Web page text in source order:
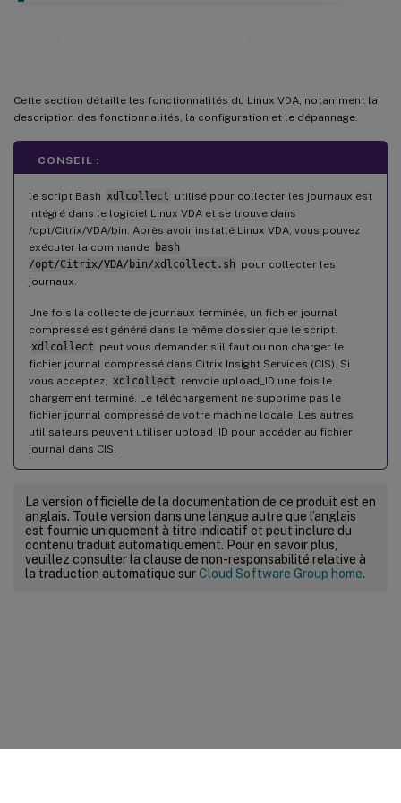
Cette section détaille les fonctionnalités du Linux VDA, notamment la
description des fonctionnalités, la configuration et le dépannage.
CONSEIL :
le script Bash xdlcollect utilisé pour collecter les journaux est
intégré dans le logiciel Linux VDA et se trouve dans
/opt/Citrix/VDA/bin. Après avoir installé Linux VDA, vous pouvez
exécuter la commande bash
/opt/Citrix/VDA/bin/xdlcollect.sh pour collecter les
journaux.
Une fois la collecte de journaux terminée, un fichier journal
compressé est généré dans le même dossier que le script.
xdlcollect peut vous demander s’il faut ou non charger le
fichier journal compressé dans Citrix Insight Services (CIS). Si
vous acceptez,
xdlcollect renvoie upload_ID une fois le
chargement terminé. Le téléchargement ne supprime pas le
fichier journal compressé de votre machine locale. Les autres
utilisateurs peuvent utiliser upload_ID pour accéder au fichier
journal dans CIS.
La version officielle de la documentation de ce produit est en
anglais. Toute version dans une langue autre que l’anglais
est fournie uniquement à titre indicatif et peut inclure du
contenu traduit automatiquement. Pour en savoir plus,
veuillez consulter la clause de non-responsabilité relative à
la traduction automatique surCloud Software Group home.